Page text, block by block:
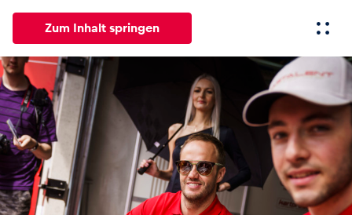
Zum Inhalt springen
Alle News Erlebnisse Seiten
News
Alle anzeigen